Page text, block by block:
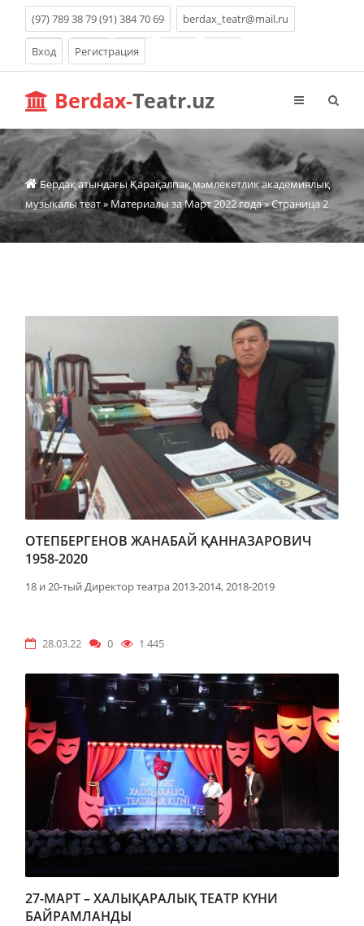
(97) 789 38 79 (91) 384 70 69 berdax_teatr@mail.ru
Вход Регистрация
Berdax-Teatr.uz
Бердақ атындағы Қарақалпақ мəмлекетлик академиялық
музыкалы теат» Материалы за Март 2022 года » Страница 2
ОТЕПБЕРГЕНОВ ЖАНАБАЙ ҚАННАЗАРОВИЧ
1958-2020
18 и 20-тый Директор театра 2013-2014, 2018-2019
28.03.22 0 1 445
27-МАРТ – ХАЛЫҚАРАЛЫҚ ТЕАТР КҮНИ
БАЙРАМЛАНДЫ